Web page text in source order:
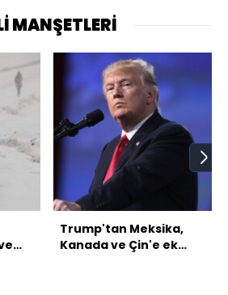
MANŞETLERİ
Trump'tan Meksika,
Kanada ve Çin'e ek